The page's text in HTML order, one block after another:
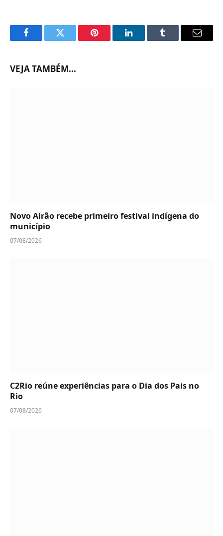
FacebookTwitter Pinterest LinkedInTumblr Email
VEJA TAMBÉM...
Novo Airão recebe primeiro festival indígena do
município
07/08/2026
C2Rio reúne experiências para o Dia dos Pais no
Rio
07/08/2026